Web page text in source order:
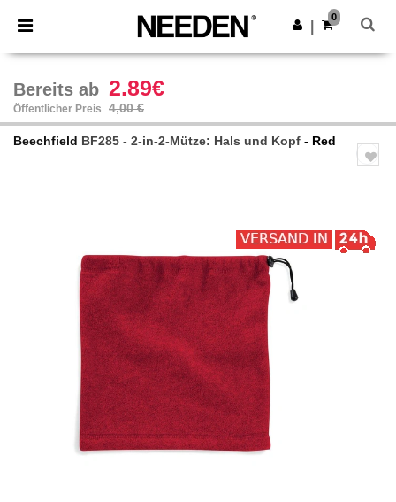
× Needen App
Bessere Preise in der App!
App holen
0
Bereits ab 2.89€
Öffentlicher Preis 4,00 €
Beechfield BF285 - 2-in-2-Mütze: Hals und Kopf - Red